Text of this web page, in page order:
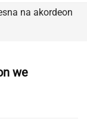
na akordeon
we